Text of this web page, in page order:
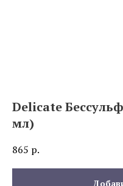
Delicate
мл)
865 р.